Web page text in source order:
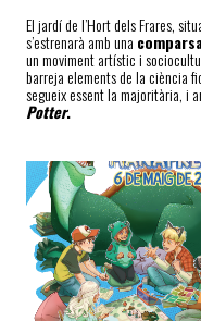
El jardí de l’Hort dels Frares,
s’estrenarà amb una
un moviment artístic i
barreja elements de la ciència
segueix essent la majoritària,i
Potter.